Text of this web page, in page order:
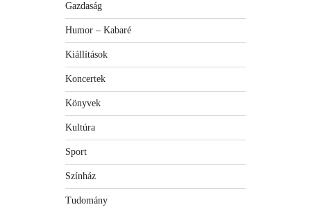
Gazdaság
Humor – Kabaré
Kiállítások
Koncertek
Könyvek
Kultúra
Sport
Színház
Tudomány